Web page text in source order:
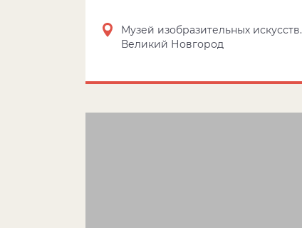
Музей изобразительных искусств.
Великий Новгород